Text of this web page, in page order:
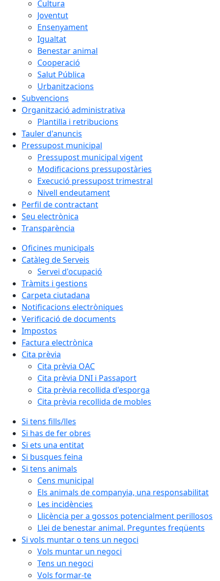
Cultura
Joventut
Ensenyament
Igualtat
Benestar animal
Cooperació
Salut Pública
Urbanitzacions
Subvencions
Organització administrativa
Plantilla i retribucions
Tauler d'anuncis
Pressupost municipal
Pressupost municipal vigent
Modificacions pressupostàries
Execució pressupost trimestral
Nivell endeutament
Perfil de contractant
Seu electrònica
Transparència
Oficines municipals
Catàleg de Serveis
Servei d'ocupació
Tràmits i gestions
Carpeta ciutadana
Notificacions electròniques
Verificació de documents
Impostos
Factura electrònica
Cita prèvia
Cita prèvia OAC
Cita prèvia DNI i Passaport
Cita prèvia recollida d'esporga
Cita prèvia recollida de mobles
Si tens fills/lles
Si has de fer obres
Si ets una entitat
Si busques feina
Si tens animals
Cens municipal
Els animals de companyia, una responsabilitat
Les incidències
Llicència per a gossos potencialment perillosos
Llei de benestar animal. Preguntes freqüents
Si vols muntar o tens un negoci
Vols muntar un negoci
Tens un negoci
Vols formar-te